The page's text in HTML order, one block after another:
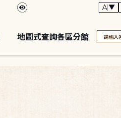
地圖式查詢各區分館